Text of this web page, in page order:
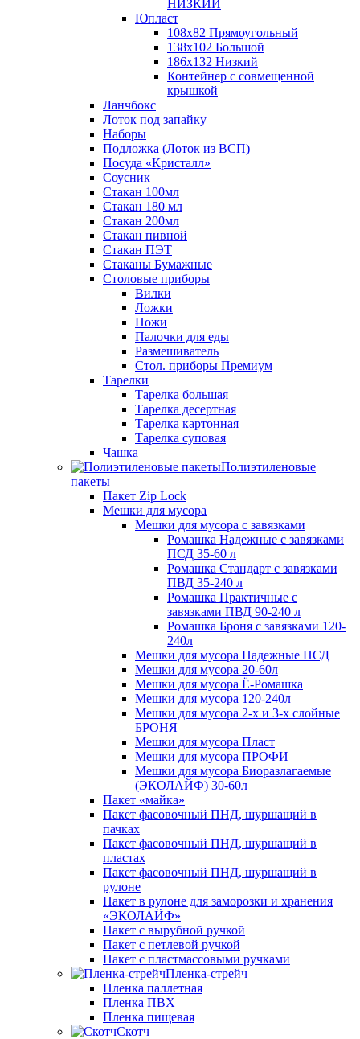
НИЗКИЙ
Юпласт
108х82 Прямоугольный
138х102 Большой
186х132 Низкий
Контейнер с совмещенной
крышкой
Ланчбокс
Лоток под запайку
Наборы
Подложка (Лоток из ВСП)
Посуда «Кристалл»
Соусник
Стакан 100мл
Стакан 180 мл
Стакан 200мл
Стакан пивной
Стакан ПЭТ
Стаканы Бумажные
Столовые приборы
Вилки
Ложки
Ножи
Палочки для еды
Размешиватель
Стол. приборы Премиум
Тарелки
Тарелка большая
Тарелка десертная
Тарелка картонная
Тарелка суповая
Чашка
Полиэтиленовые
пакеты
Пакет Zip Lock
Мешки для мусора
Мешки для мусора с завязками
Ромашка Надежные с завязками
ПСД 35-60 л
Ромашка Стандарт с завязками
ПВД 35-240 л
Ромашка Практичные с
завязками ПВД 90-240 л
Ромашка Броня с завязками 120-
240л
Мешки для мусора Надежные ПСД
Мешки для мусора 20-60л
Мешки для мусора Ё-Ромашка
Мешки для мусора 120-240л
Мешки для мусора 2-х и 3-х слойные
БРОНЯ
Мешки для мусора Пласт
Мешки для мусора ПРОФИ
Мешки для мусора Биоразлагаемые
(ЭКОЛАЙФ) 30-60л
Пакет «майка»
Пакет фасовочный ПНД, шуршащий в
пачках
Пакет фасовочный ПНД, шуршащий в
пластах
Пакет фасовочный ПНД, шуршащий в
рулоне
Пакет в рулоне для заморозки и хранения
«ЭКОЛАЙФ»
Пакет с вырубной ручкой
Пакет с петлевой ручкой
Пакет с пластмассовыми ручками
Пленка-стрейч
Пленка паллетная
Пленка ПВХ
Пленка пищевая
Скотч